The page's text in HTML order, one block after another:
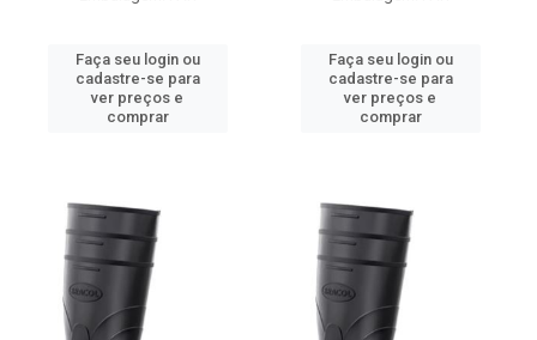
Faça seu login ou
cadastre-se para
ver preços e
comprar
Faça seu login ou
cadastre-se para
ver preços e
comprar